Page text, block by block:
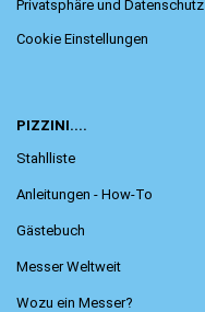
Privatsphäre und Datenschutz
Cookie Einstellungen
PIZZINI....
Stahlliste
Anleitungen - How-To
Gästebuch
Messer Weltweit
Wozu ein Messer?